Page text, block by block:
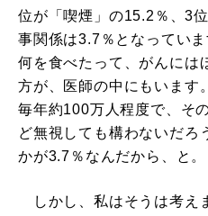
位が「喫煙」の15.2％、3
事関係は3.7％となってい
何を食べたって、がんには
方が、医師の中にもいます
毎年約100万人程度で、そ
ど無視しても構わないだろ
かが3.7％なんだから、と。
しかし、私はそうは考え